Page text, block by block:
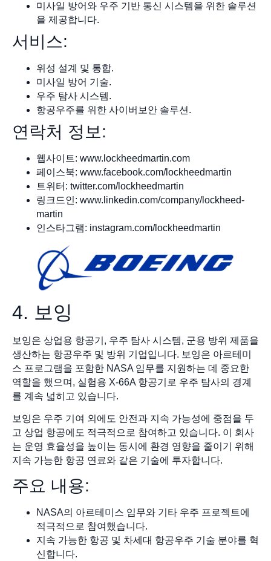
미사일 방어와 우주 기반 통신 시스템을 위한 솔루션
을 제공합니다.
서비스:
위성 설계 및 통합.
미사일 방어 기술.
우주 탐사 시스템.
항공우주를 위한 사이버보안 솔루션.
연락처 정보:
웹사이트: www.lockheedmartin.com
페이스북: www.facebook.com/lockheedmartin
트위터: twitter.com/lockheedmartin
링크드인: www.linkedin.com/company/lockheed-
martin
인스타그램: instagram.com/lockheedmartin
4. 보잉
보잉은 상업용 항공기, 우주 탐사 시스템, 군용 방위 제품을
생산하는 항공우주 및 방위 기업입니다. 보잉은 아르테미
스 프로그램을 포함한 NASA 임무를 지원하는 데 중요한
역할을 했으며, 실험용 X-66A 항공기로 우주 탐사의 경계
를 계속 넓히고 있습니다.
보잉은 우주 기여 외에도 안전과 지속 가능성에 중점을 두
고 상업 항공에도 적극적으로 참여하고 있습니다. 이 회사
는 운영 효율성을 높이는 동시에 환경 영향을 줄이기 위해
지속 가능한 항공 연료와 같은 기술에 투자합니다.
주요 내용:
NASA의 아르테미스 임무와 기타 우주 프로젝트에
적극적으로 참여했습니다.
지속 가능한 항공 및 차세대 항공우주 기술 분야를 혁
신합니다.